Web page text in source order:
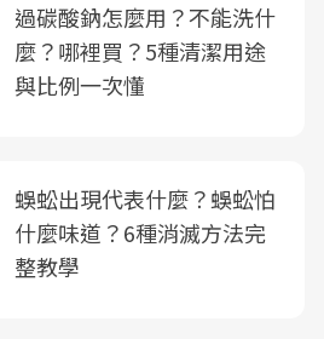
過碳酸鈉怎麼用？不能洗什
麼？哪裡買？5種清潔用途
與比例一次懂
蜈蚣出現代表什麼？蜈蚣怕
什麼味道？6種消滅方法完
整教學